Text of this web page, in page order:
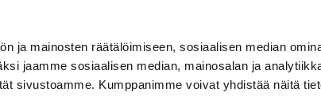
ja mainosten räätälöimiseen, sosiaalisen median
jaamme sosiaalisen median, mainosalan ja
sivustoamme. Kumppanimme voivat yhdistää näitä